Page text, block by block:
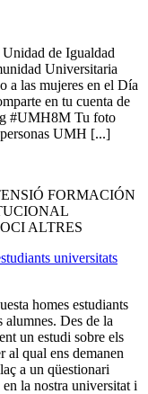
de Igualdad
Universitaria
a las mujeres en el Día
en tu cuenta de
#UMH8M Tu foto
UMH [...]
FORMACIÓN
ALTRES
universitats
homes estudiants
Des de la
un estudi sobre els
al qual ens demanen
a un qüestionari
la nostra universitat i